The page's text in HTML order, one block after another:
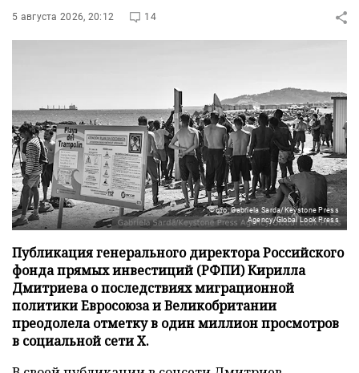
5 августа 2026, 20:12 14
Фото: Gabriela Sarda/Keystone Press
Agency/Global Look Press
Публикация генерального директора Российского
фонда прямых инвестиций (РФПИ) Кирилла
Дмитриева о последствиях миграционной
политики Евросоюза и Великобритании
преодолела отметку в один миллион просмотров
в социальной сети X.